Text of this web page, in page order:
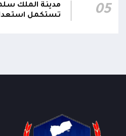
05
مدينة الملك
تستكمل